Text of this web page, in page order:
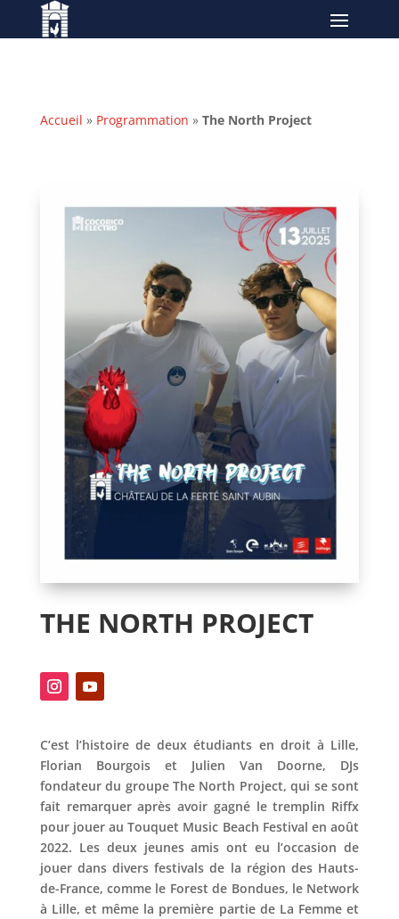
Accueil » Programmation » The North Project
THE NORTH PROJECT
C’est l’histoire de deux étudiants en droit à Lille,
Florian Bourgois et Julien Van Doorne, DJs
fondateur du groupe The North Project, qui se sont
fait remarquer après avoir gagné le tremplin Riffx
pour jouer au Touquet Music Beach Festival en août
2022. Les deux jeunes amis ont eu l’occasion de
jouer dans divers festivals de la région des Hauts-
de-France, comme le Forest de Bondues, le Network
à Lille, et même la première partie de La Femme et